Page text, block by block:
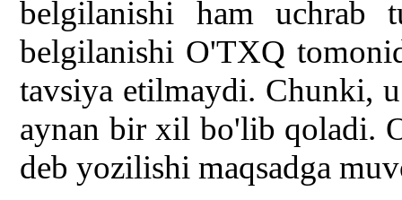
belgilanishi ham uchrab
belgilanishi O'TXQ
tavsiya etilmaydi. Chunki,
aynan bir xil bo'lib qoladi.
deb yozilishi maqsadga